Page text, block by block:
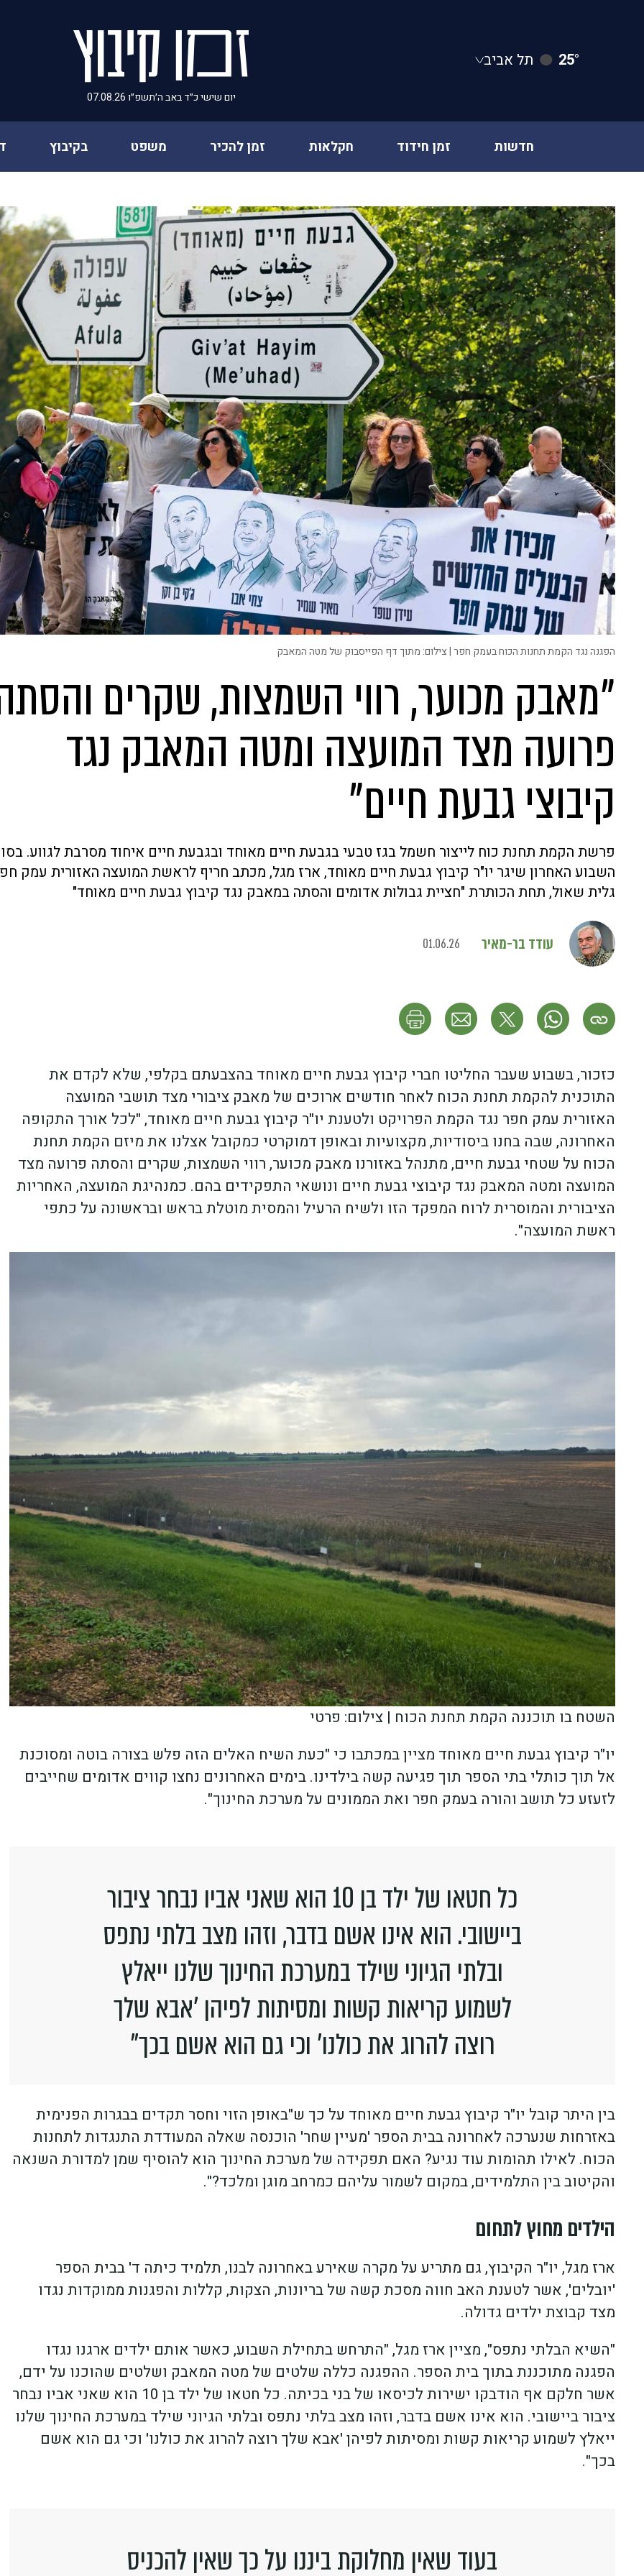
25° תל אביב
יום שישי כ״ד באב ה׳תשפ״ו 07.08.26
חדשות זמן חידוד חקלאות זמן להכיר משפט בקיבוץ
content
הפגנה נגד הקמת תחנות הכוח בעמק חפר | צילום: מתוך דף הפייסבוק של מטה המאבק
"מאבק מכוער, רווי השמצות, שקרים
פרועה מצד המועצה ומטה המאבק נגד
קיבוצי גבעת חיים"
פרשת הקמת תחנת כוח לייצור חשמל בגז טבעי בגבעת חיים מאוחד ובגבעת חיים איחוד מסרבת לגווע.
השבוע האחרון שיגר יו"ר קיבוץ גבעת חיים מאוחד, ארז מגל, מכתב חריף לראשת המועצה האזורית עמק
גלית שאול, תחת הכותרת "חציית גבולות אדומים והסתה במאבק נגד קיבוץ גבעת חיים מאוחד"
עודד בר-מאיר 01.06.26
כזכור, בשבוע שעבר החליטו חברי קיבוץ גבעת חיים מאוחד בהצבעתם בקלפי, שלא לקדם את
התוכנית להקמת תחנת הכוח לאחר חודשים ארוכים של מאבק ציבורי מצד תושבי המועצה
האזורית עמק חפר נגד הקמת הפרויקט ולטענת יו"ר קיבוץ גבעת חיים מאוחד, "לכל אורך התקופה
האחרונה, שבה בחנו ביסודיות, מקצועיות ובאופן דמוקרטי כמקובל אצלנו את מיזם הקמת תחנת
הכוח על שטחי גבעת חיים, מתנהל באזורנו מאבק מכוער, רווי השמצות, שקרים והסתה פרועה מצד
המועצה ומטה המאבק נגד קיבוצי גבעת חיים ונושאי התפקידים בהם. כמנהיגת המועצה, האחריות
הציבורית והמוסרית לרוח המפקד הזו ולשיח הרעיל והמסית מוטלת בראש ובראשונה על כתפי
ראשת המועצה".
השטח בו תוכננה הקמת תחנת הכוח | צילום: פרטי
יו"ר קיבוץ גבעת חיים מאוחד מציין במכתבו כי "כעת השיח האלים הזה פלש בצורה בוטה ומסוכנת
אל תוך כותלי בתי הספר תוך פגיעה קשה בילדינו. בימים האחרונים נחצו קווים אדומים שחייבים
לזעזע כל תושב והורה בעמק חפר ואת הממונים על מערכת החינוך".
כל חטאו של ילד בן 10 הוא שאני אביו נבחר ציבור
ביישובי. הוא אינו אשם בדבר, וזהו מצב בלתי נתפס
ובלתי הגיוני שילד במערכת החינוך שלנו ייאלץ
לשמוע קריאות קשות ומסיתות לפיהן 'אבא שלך
רוצה להרוג את כולנו' וכי גם הוא אשם בכך"
בין היתר קובל יו"ר קיבוץ גבעת חיים מאוחד על כך ש"באופן הזוי וחסר תקדים בבגרות הפנימית
באזרחות שנערכה לאחרונה בבית הספר 'מעיין שחר' הוכנסה שאלה המעודדת התנגדות לתחנות
הכוח. לאילו תהומות עוד נגיע? האם תפקידה של מערכת החינוך הוא להוסיף שמן למדורת השנאה
והקיטוב בין התלמידים, במקום לשמור עליהם כמרחב מוגן ומלכד?".
הילדים מחוץ לתחום
ארז מגל, יו"ר הקיבוץ, גם מתריע על מקרה שאירע באחרונה לבנו, תלמיד כיתה ד' בבית הספר
'יובלים', אשר לטענת האב חווה מסכת קשה של בריונות, הצקות, קללות והפגנות ממוקדות נגדו
מצד קבוצת ילדים גדולה.
"השיא הבלתי נתפס", מציין ארז מגל, "התרחש בתחילת השבוע, כאשר אותם ילדים ארגנו נגדו
הפגנה מתוכננת בתוך בית הספר. ההפגנה כללה שלטים של מטה המאבק ושלטים שהוכנו על ידם,
אשר חלקם אף הודבקו ישירות לכיסאו של בני בכיתה. כל חטאו של ילד בן 10 הוא שאני אביו נבחר
ציבור ביישובי. הוא אינו אשם בדבר, וזהו מצב בלתי נתפס ובלתי הגיוני שילד במערכת החינוך שלנו
ייאלץ לשמוע קריאות קשות ומסיתות לפיהן 'אבא שלך רוצה להרוג את כולנו' וכי גם הוא אשם
בכך".
בעוד שאין מחלוקת ביננו על כך שאין להכניס